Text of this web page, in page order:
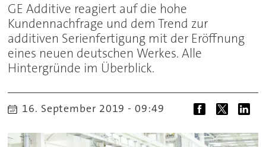
GE Additive reagiert auf die hohe
Kundennachfrage und dem Trend zur
additiven Serienfertigung mit der Eröffnung
eines neuen deutschen Werkes. Alle
Hintergründe im Überblick.
16. September 2019 - 09:49